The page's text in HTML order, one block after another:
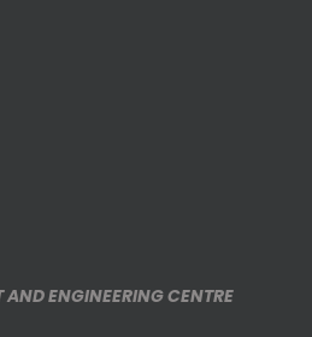
ENGINEERING CENTRE